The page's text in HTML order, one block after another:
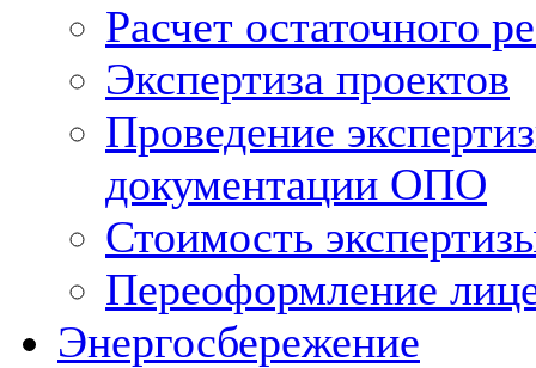
Расчет остаточного
Экспертиза проектов
Проведение
документации ОПО
Стоимость
Переоформление
Энергосбережение